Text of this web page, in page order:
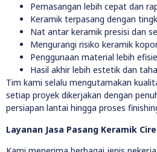
Pemasangan lebih cepat dan
Keramik terpasang dengan
Nat antar keramik presisi dan
Mengurangi risiko keramik
Penggunaan material lebih
Hasil akhir lebih estetik dan
Tim kami selalu mengutamakan
setiap proyek dikerjakan dengan
persiapan lantai hingga proses
Layanan Jasa Pasang Keramik